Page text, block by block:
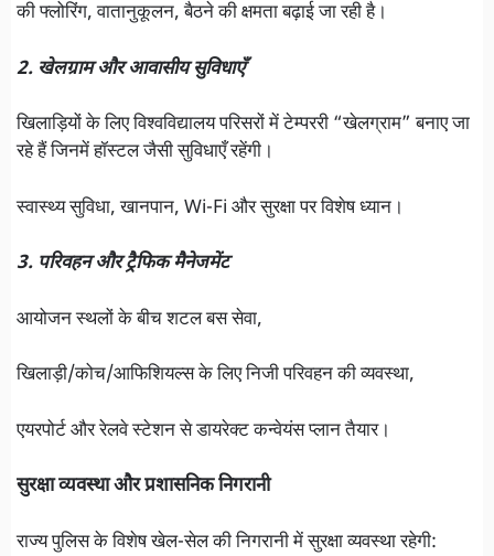
की फ्लोरिंग, वातानुकूलन, बैठने की क्षमता बढ़ाई जा रही है।
2. खेलग्राम और आवासीय सुविधाएँ
खिलाड़ियों के लिए विश्वविद्यालय परिसरों में टेम्पररी “खेलग्राम” बनाए जा
रहे हैं जिनमें हॉस्टल जैसी सुविधाएँ रहेंगी।
स्वास्थ्य सुविधा, खानपान, Wi-Fi और सुरक्षा पर विशेष ध्यान।
3. परिवहन और ट्रैफिक मैनेजमेंट
आयोजन स्थलों के बीच शटल बस सेवा,
खिलाड़ी/कोच/आफिशियल्स के लिए निजी परिवहन की व्यवस्था,
एयरपोर्ट और रेलवे स्टेशन से डायरेक्ट कन्वेयंस प्लान तैयार।
सुरक्षा व्यवस्था और प्रशासनिक निगरानी
राज्य पुलिस के विशेष खेल-सेल की निगरानी में सुरक्षा व्यवस्था रहेगी: